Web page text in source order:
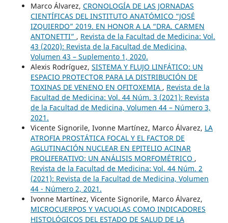
Marco Álvarez, CRONOLOGÍA DE LAS JORNADAS
CIENTÍFICAS DEL INSTITUTO ANATÓMICO “JOSÉ
IZQUIERDO” 2019. EN HONOR A LA “DRA. CARMEN
ANTONETTI” , Revista de la Facultad de Medicina: Vol.
43 (2020): Revista de la Facultad de Medicina,
Volumen 43 – Suplemento 1, 2020.
Alexis Rodríguez, SISTEMA Y FLUJO LINFÁTICO: UN
ESPACIO PROTECTOR PARA LA DISTRIBUCIÓN DE
TOXINAS DE VENENO EN OFITOXEMIA , Revista de la
Facultad de Medicina: Vol. 44 Núm. 3 (2021): Revista
de la Facultad de Medicina, Volumen 44 – Número 3,
2021.
Vicente Signorile, Ivonne Martínez, Marco Álvarez, LA
ATROFIA PROSTÁTICA FOCAL Y EL FACTOR DE
AGLUTINACIÓN NUCLEAR EN EPITELIO ACINAR
PROLIFERATIVO: UN ANÁLISIS MORFOMÉTRICO ,
Revista de la Facultad de Medicina: Vol. 44 Núm. 2
(2021): Revista de la Facultad de Medicina, Volumen
44 - Número 2, 2021.
Ivonne Martínez, Vicente Signorile, Marco Álvarez,
MICROCUERPOS Y VACUOLAS COMO INDICADORES
HISTOLÓGICOS DEL ESTADO DE SALUD DE LA